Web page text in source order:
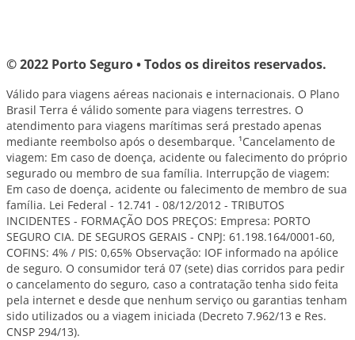
© 2022 Porto Seguro • Todos os direitos reservados.
Válido para viagens aéreas nacionais e internacionais. O Plano
Brasil Terra é válido somente para viagens terrestres. O
atendimento para viagens marítimas será prestado apenas
mediante reembolso após o desembarque. ¹Cancelamento de
viagem: Em caso de doença, acidente ou falecimento do próprio
segurado ou membro de sua família. Interrupção de viagem:
Em caso de doença, acidente ou falecimento de membro de sua
família. Lei Federal - 12.741 - 08/12/2012 - TRIBUTOS
INCIDENTES - FORMAÇÃO DOS PREÇOS: Empresa: PORTO
SEGURO CIA. DE SEGUROS GERAIS - CNPJ: 61.198.164/0001-60,
COFINS: 4% / PIS: 0,65% Observação: IOF informado na apólice
de seguro. O consumidor terá 07 (sete) dias corridos para pedir
o cancelamento do seguro, caso a contratação tenha sido feita
pela internet e desde que nenhum serviço ou garantias tenham
sido utilizados ou a viagem iniciada (Decreto 7.962/13 e Res.
CNSP 294/13).